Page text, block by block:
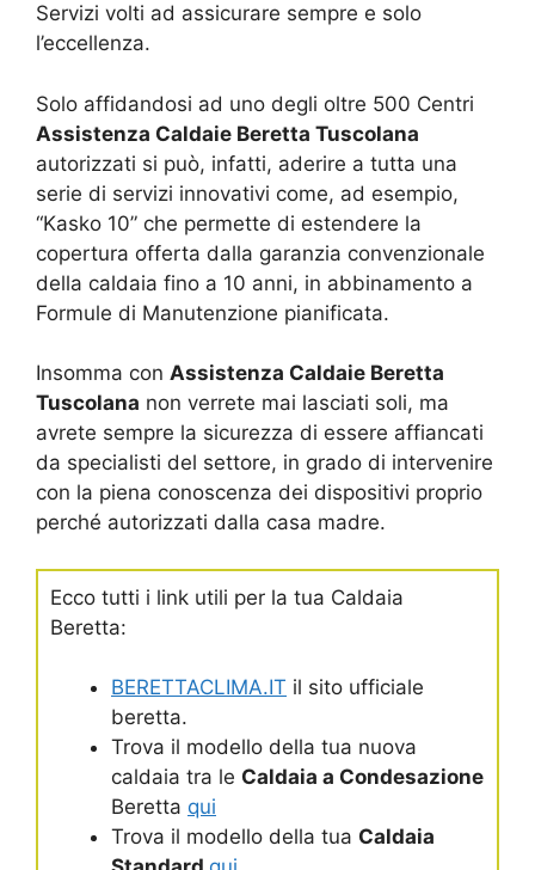
Servizi volti ad assicurare sempre e solo
l’eccellenza.
Solo affidandosi ad uno degli oltre 500 Centri
Assistenza Caldaie Beretta Tuscolana
autorizzati si può, infatti, aderire a tutta una
serie di servizi innovativi come, ad esempio,
“Kasko 10” che permette di estendere la
copertura offerta dalla garanzia convenzionale
della caldaia fino a 10 anni, in abbinamento a
Formule di Manutenzione pianificata.
Insomma con Assistenza Caldaie Beretta
Tuscolana non verrete mai lasciati soli, ma
avrete sempre la sicurezza di essere affiancati
da specialisti del settore, in grado di intervenire
con la piena conoscenza dei dispositivi proprio
perché autorizzati dalla casa madre.
Ecco tutti i link utili per la tua Caldaia
Beretta:
BERETTACLIMA.IT il sito ufficiale
beretta.
Trova il modello della tua nuova
caldaia tra le Caldaia a Condesazione
Beretta qui
Trova il modello della tua Caldaia